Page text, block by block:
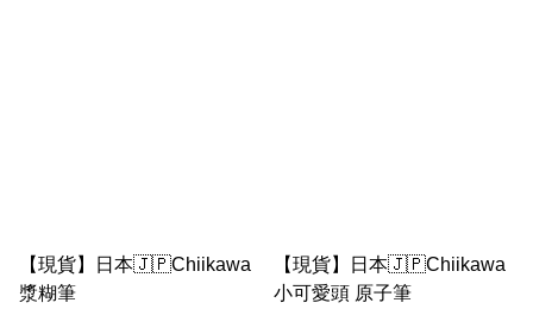
【現貨】日本🇯🇵Chiikawa
漿糊筆
【現貨】日本🇯🇵Chiikawa
小可愛頭 原子筆